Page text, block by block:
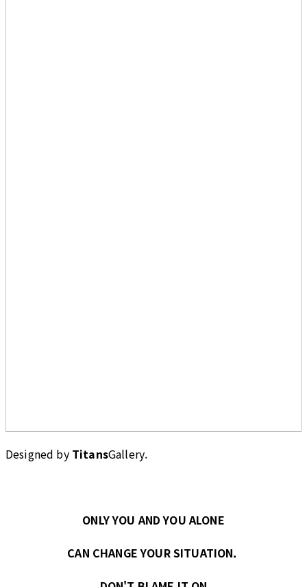
Designed by TitansGallery.
ONLY YOU AND YOU ALONE
CAN CHANGE YOUR SITUATION.